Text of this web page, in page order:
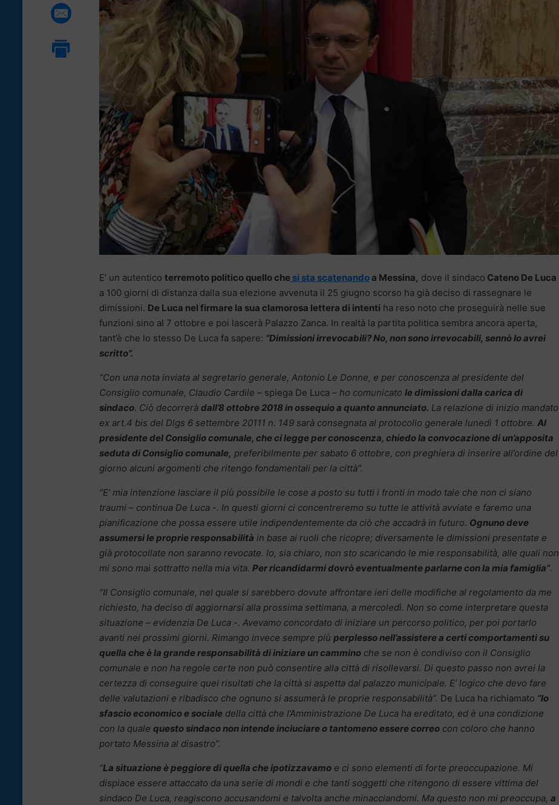
E’ un autentico terremoto politico quello che si sta scatenandoa Messina, dove il sindaco Cateno De Luca
a 100 giorni di distanza dalla sua elezione avvenuta il 25 giugno scorso ha già deciso di rassegnare le
dimissioni. De Luca nel firmare la sua clamorosa lettera di intenti ha reso noto che proseguirà nelle sue
funzioni sino al 7 ottobre e poi lascerà Palazzo Zanca. In realtà la partita politica sembra ancora aperta,
tant’è che lo stesso De Luca fa sapere: “Dimissioni irrevocabili? No, non sono irrevocabili, sennò lo avrei
scritto”.
“Con una nota inviata al segretario generale, Antonio Le Donne, e per conoscenza al presidente del
Consiglio comunale, Claudio Cardile – spiega De Luca – ho comunicato le dimissioni dalla carica di
sindaco. Ciò decorrerà dall’8 ottobre 2018 in ossequio a quanto annunciato. La relazione di inizio mandato
ex art.4 bis del Dlgs 6 settembre 20111 n. 149 sarà consegnata al protocollo generale lunedì 1 ottobre. Al
presidente del Consiglio comunale, che ci legge per conoscenza, chiedo la convocazione di un’apposita
seduta di Consiglio comunale, preferibilmente per sabato 6 ottobre, con preghiera di inserire all’ordine del
giorno alcuni argomenti che ritengo fondamentali per la città”.
“E’ mia intenzione lasciare il più possibile le cose a posto su tutti i fronti in modo tale che non ci siano
traumi – continua De Luca -. In questi giorni ci concentreremo su tutte le attività avviate e faremo una
pianificazione che possa essere utile indipendentemente da ciò che accadrà in futuro. Ognuno deve
assumersi le proprie responsabilità in base ai ruoli che ricopre; diversamente le dimissioni presentate e
già protocollate non saranno revocate. Io, sia chiaro, non sto scaricando le mie responsabilità, alle quali non
mi sono mai sottratto nella mia vita. Per ricandidarmi dovrò eventualmente parlarne con la mia famiglia”.
“Il Consiglio comunale, nel quale si sarebbero dovute affrontare ieri delle modifiche al regolamento da me
richiesto, ha deciso di aggiornarsi alla prossima settimana, a mercoledì. Non so come interpretare questa
situazione – evidenzia De Luca -. Avevamo concordato di iniziare un percorso politico, per poi portarlo
avanti nei prossimi giorni. Rimango invece sempre più perplesso nell’assistere a certi comportamenti su
quella che è la grande responsabilità di iniziare un cammino che se non è condiviso con il Consiglio
comunale e non ha regole certe non può consentire alla città di risollevarsi. Di questo passo non avrei la
certezza di conseguire quei risultati che la città si aspetta dal palazzo municipale. E’ logico che devo fare
delle valutazioni e ribadisco che ognuno si assumerà le proprie responsabilità”. De Luca ha richiamato “lo
sfascio economico e sociale della città che l’Amministrazione De Luca ha ereditato, ed è una condizione
con la quale questo sindaco non intende inciuciare o tantomeno essere correo con coloro che hanno
portato Messina al disastro”.
“La situazione è peggiore di quella che ipotizzavamo e ci sono elementi di forte preoccupazione. Mi
dispiace essere attaccato da una serie di mondi e che tanti soggetti che ritengono di essere vittima del
sindaco De Luca, reagiscono accusandomi e talvolta anche minacciandomi. Ma questo non mi preoccupa, a